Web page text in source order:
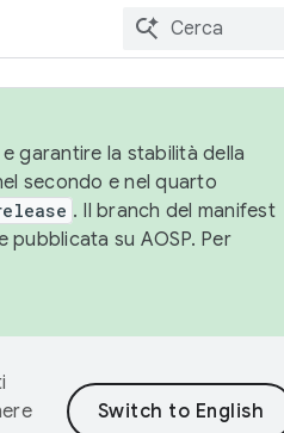
garantire la stabilità della
secondo e nel quarto
. Il branch del manifest
su AOSP. Per